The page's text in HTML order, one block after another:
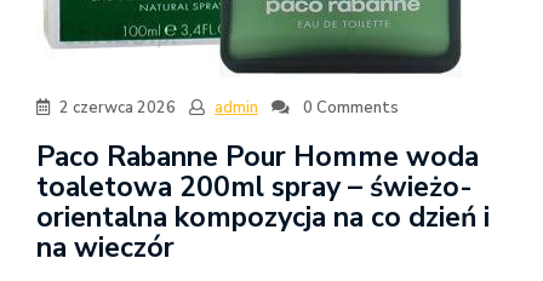
2 czerwca 2026 admin 0 Comments
Paco Rabanne Pour Homme woda
toaletowa 200ml spray – świeżo-
orientalna kompozycja na co dzień i
na wieczór